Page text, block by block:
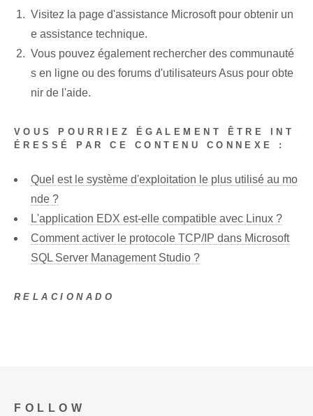
Visitez la page d'assistance Microsoft pour obtenir un
e assistance technique.
Vous pouvez également rechercher des communauté
s en ligne ou des forums d'utilisateurs Asus pour obte
nir de l'aide.
VOUS POURRIEZ ÉGALEMENT ÊTRE INT
ÉRESSÉ PAR CE CONTENU CONNEXE :
Quel est le système d'exploitation le plus utilisé au mo
nde ?
L'application EDX est-elle compatible avec Linux ?
Comment activer le protocole TCP/IP dans Microsoft
SQL Server Management Studio ?
RELACIONADO
FOLLOW